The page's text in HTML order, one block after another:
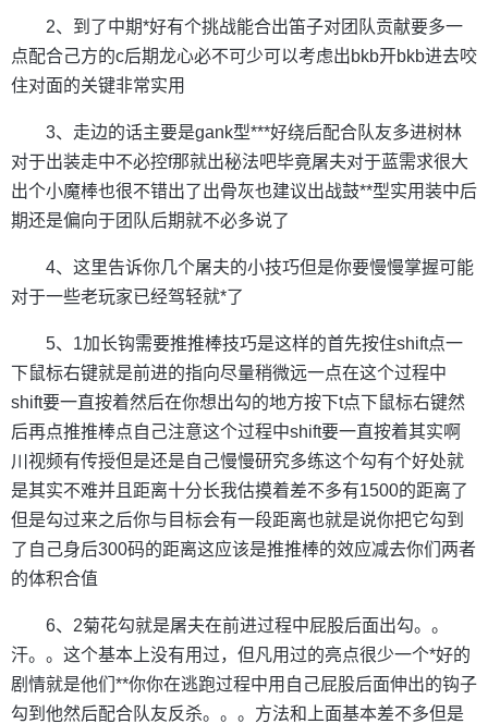
2、到了中期*好有个挑战能合出笛子对团队贡献要多一
点配合己方的c后期龙心必不可少可以考虑出bkb开bkb进去咬
住对面的关键非常实用
3、走边的话主要是gank型***好绕后配合队友多进树林
对于出装走中不必控f那就出秘法吧毕竟屠夫对于蓝需求很大
出个小魔棒也很不错出了出骨灰也建议出战鼓**型实用装中后
期还是偏向于团队后期就不必多说了
4、这里告诉你几个屠夫的小技巧但是你要慢慢掌握可能
对于一些老玩家已经驾轻就*了
5、1加长钩需要推推棒技巧是这样的首先按住shift点一
下鼠标右键就是前进的指向尽量稍微远一点在这个过程中
shift要一直按着然后在你想出勾的地方按下t点下鼠标右键然
后再点推推棒点自己注意这个过程中shift要一直按着其实啊
川视频有传授但是还是自己慢慢研究多练这个勾有个好处就
是其实不难并且距离十分长我估摸着差不多有1500的距离了
但是勾过来之后你与目标会有一段距离也就是说你把它勾到
了自己身后300码的距离这应该是推推棒的效应减去你们两者
的体积合值
6、2菊花勾就是屠夫在前进过程中屁股后面出勾。。
汗。。这个基本上没有用过，但凡用过的亮点很少一个*好的
剧情就是他们**你你在逃跑过程中用自己屁股后面伸出的钩子
勾到他然后配合队友反杀。。。方法和上面基本差不多但是